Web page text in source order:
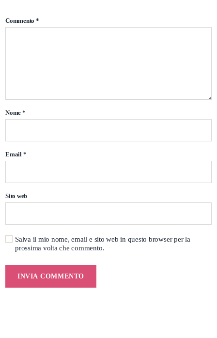
Commento *
Nome *
Email *
Sito web
Salva il mio nome, email e sito web in questo browser per la
prossima volta che commento.